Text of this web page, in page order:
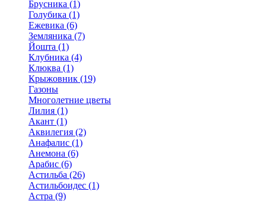
Брусника (1)
Голубика (1)
Ежевика (6)
Земляника (7)
Йошта (1)
Клубника (4)
Клюква (1)
Крыжовник (19)
Газоны
Многолетние цветы
Лилия (1)
Акант (1)
Аквилегия (2)
Анафалис (1)
Анемона (6)
Арабис (6)
Астильба (26)
Астильбоидес (1)
Астра (9)